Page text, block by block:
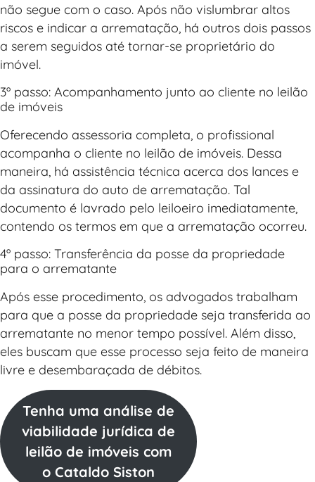
não segue com o caso. Após não vislumbrar altos
riscos e indicar a arrematação, há outros dois passos
a serem seguidos até tornar-se proprietário do
imóvel.
3º passo: Acompanhamento junto ao cliente no leilão
de imóveis
Oferecendo assessoria completa, o profissional
acompanha o cliente no leilão de imóveis. Dessa
maneira, há assistência técnica acerca dos lances e
da assinatura do auto de arrematação. Tal
documento é lavrado pelo leiloeiro imediatamente,
contendo os termos em que a arrematação ocorreu.
4º passo: Transferência da posse da propriedade
para o arrematante
Após esse procedimento, os advogados trabalham
para que a posse da propriedade seja transferida ao
arrematante no menor tempo possível. Além disso,
eles buscam que esse processo seja feito de maneira
livre e desembaraçada de débitos.
Tenha uma análise de
viabilidade jurídica de
leilão de imóveis com
o Cataldo Siston